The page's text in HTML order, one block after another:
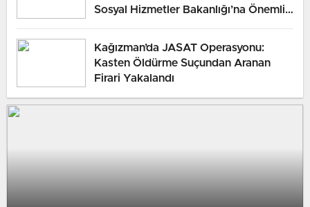
Sosyal Hizmetler Bakanlığı’na Önemli
Kağızman’da JASAT Operasyonu:
Kasten Öldürme Suçundan Aranan
Firari Yakalandı